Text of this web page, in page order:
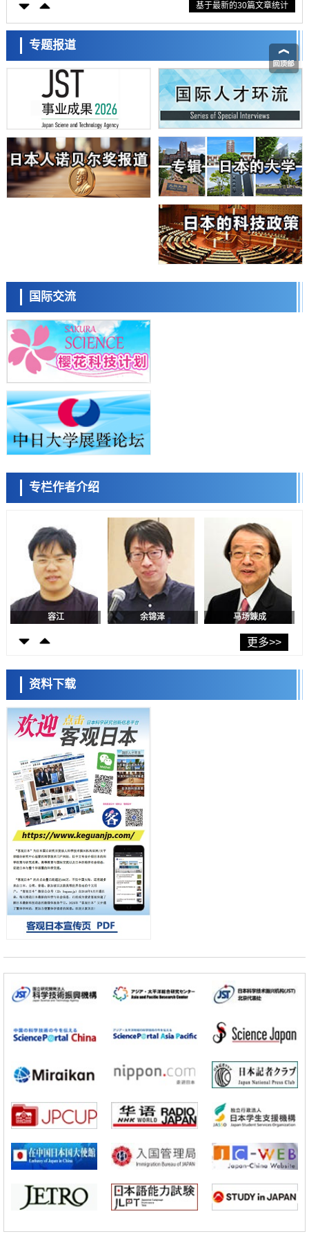
东京大学通过叶绿体基因组编辑技术强化碳固定酶，成功提高光合作用
科学研究
藤田医科大学等成功鉴定出非结核分枝杆菌生存的必需基因，首次揭示
该基因的必要性因菌株而异
经济・社会
【AI法下篇】如何应对AI的不可控性——中央大学平野晋教授专访
科学研究
日本学术会议：为保持土壤健康应采取哪些措施？探讨土壤保护与强化
的具体对策
科学研究
大阪大学开发基于水氢键网络的温度预测新方法，AI从分子排列信息中
高精度解读
经济・社会
【AI法上篇】如何对“将人生交给AI”保持危机感——中央大学平野晋教
庆应义塾大学阐明脑内“游击手”小胶质细胞包裹保护受损神经细胞的机
制，有望用于开发阿尔茨海默病等疾病疗法
劣化抑制机制，为提升轮胎安全性与耐久性的材料设计开辟道路
科学研究
近畿大学等发现植物染料“日本茜”的红色成分可抑制老化与炎症，有望
成为新型功能性材料
科学研究
群马大学开发针对难治性癫痫的新型基因疗法，利用超小型GAD67启动
子抑制发作
科学研究
九州大学揭示夜间眼压升高机制：两种激素波动叠加所致
科学研究
东京都产技研采用新手法开发出可稳定工作至300℃的介电材料，已验
证电容器可在汽车发动机等高温环境下工作
经济・社会
日本生成式AI使用者占比一年内翻倍，但与中美德仍有较大差距
政策
日本修订首都直下型地震紧急对策：目标为死亡人数至少减半，重点强
化火灾防控
福井大学发现细胞记忆过往并抑制反应的机制，阐明即便DNA相同反应
迥异之谜
科学研究
神户大学确认口服癌症疫苗B440单药给药的安全性，在转移性尿路上皮
癌患者中开展临床试验
日本发布《令和8年版科学技术与创新白皮书》，解读第七期基本计划
首年度政策方向
科学研究
东京大学发现可诱导细胞死亡的新型信使物质
东京都健康长寿医疗中心跨器官揭示衰老过程中的糖链变化
科学研究
产总研无需石油利用松脂制备石墨前驱体，可作为电池电极材料
科学研究
东京大学和海上保安厅等发现南海海槽沿线板块边界锁定状态存在区域
差异
政策
日本第2次医疗研究开发调整费，根据一线实际情况和需求分配99.3亿
日元
科学研究
千叶大学鉴定出导致难治性疾病“肺高血压症”恶化的蛋白质“MYL9/12”，
会引发血管结构恶化
科学研究
京都大学高效生成光的构成单元“光子”，可应用于量子计算机
科学研究
开发出300亿年仅误差1秒的光晶格钟，构建网络将其打造为下一代社会
基础设施
经济・社会
大阪大学开发出膜脂质可视化工具，使脂质探针的高效开发成为可能
科学研究
带大量基因的人工细胞
政策
展研究
科学研究
京都大学高效生成光的构成单元“光子”，可应用于量子计算机
科学研究
开发出300亿年仅误差1秒的光晶格钟，构建网络将其打造为下一代社会
经济・社会
日本成立“以人为本AI联盟”——力争借助AI拓展社会公众创造力，依托
科学研究
大阪大学开发出膜脂质可视化工具，使脂质探针的高效开发成为可能
基于最新的30篇文章统计
专题报道
国际交流
专栏作者介绍
流员
小岩井忠道
陈小牧 李鸥 安宁
容江 余锦泽 马场錬成
日本科学未来馆 科学交
流员
小岩井忠道 泷川 进
更多>>
资料下载